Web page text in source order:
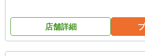
店舗詳細